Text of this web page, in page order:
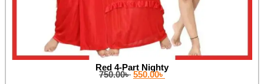
Red 4-Part Nighty
750.00৳ 550.00৳